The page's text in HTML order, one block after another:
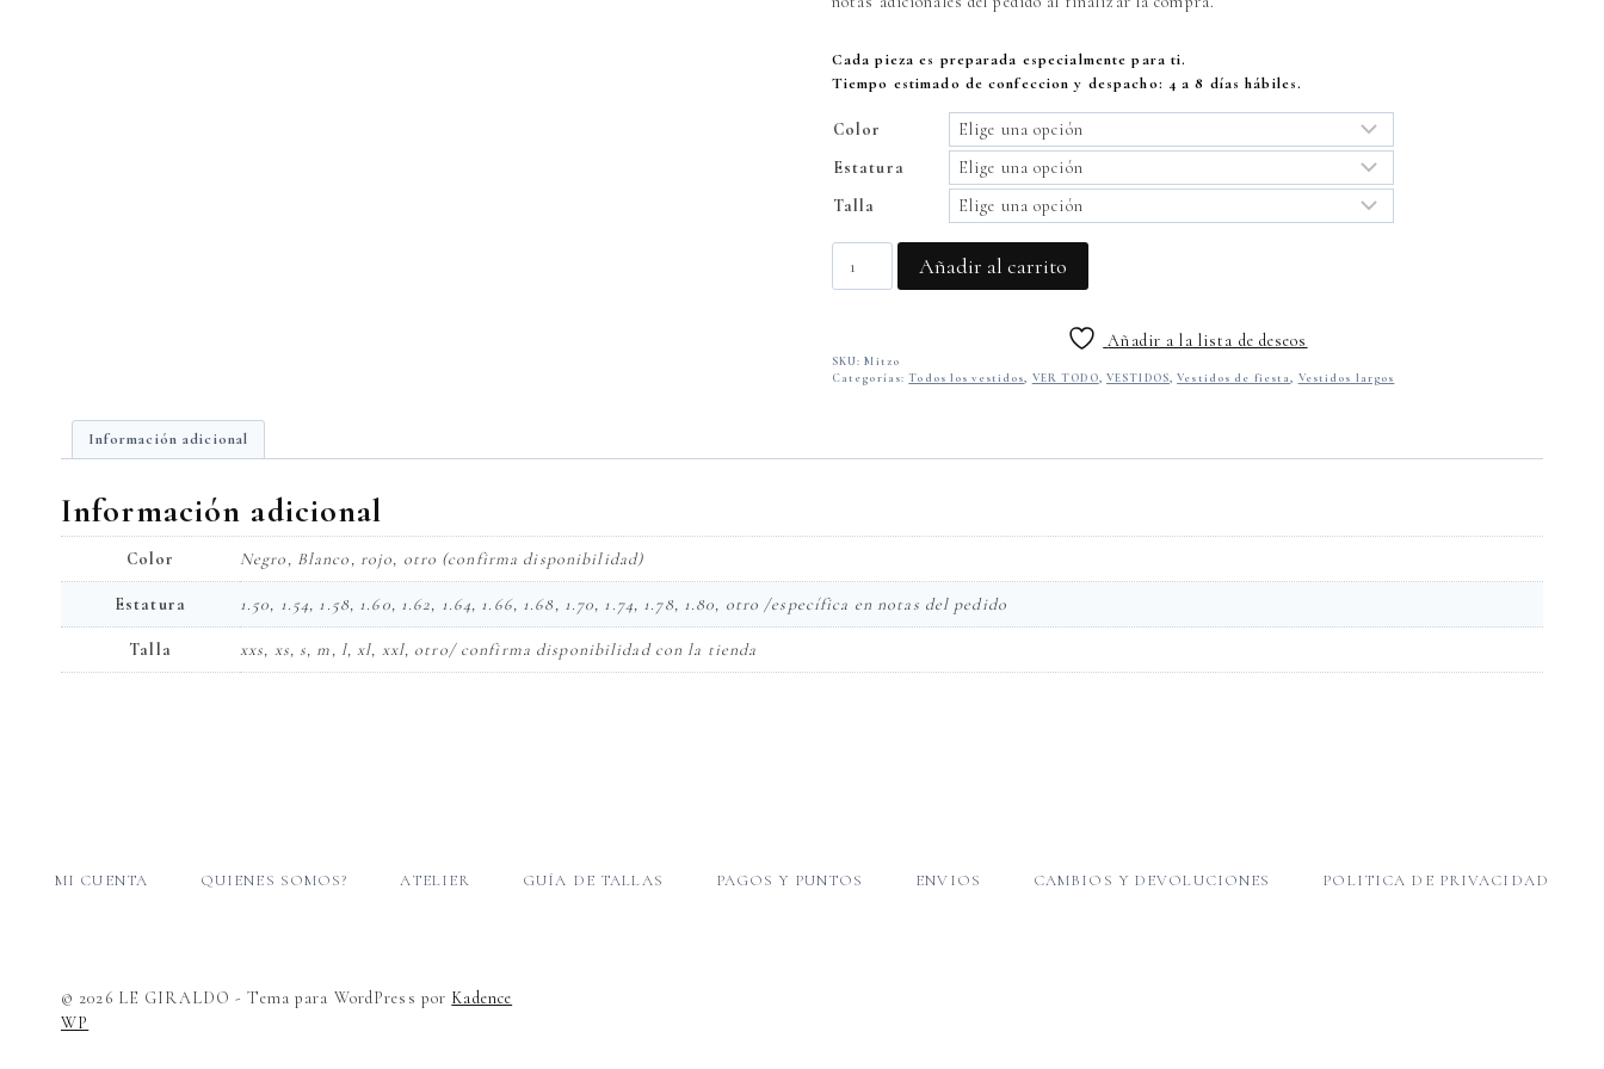
Cada pieza es preparada especialmente para ti.
Tiempo estimado de confeccion y despacho: 4 a 8 días hábiles.
Color
Estatura
Talla
Maxi
Añadir al carrito
Añadir a la lista de deseos
SKU:Mitzo
Categorías: Todos los vestidos, VER TODO, VESTIDOS,Vestidos de fiesta, Vestidos largos
Información adicional
Información adicional
Color Negro, Blanco, rojo, otro (confirma disponibilidad)
Estatura 1.50, 1.54, 1.58, 1.60, 1.62, 1.64, 1.66, 1.68, 1.70, 1.74, 1.78, 1.80, otro /específica en notas del pedido
Talla xxs, xs, s, m, l, xl, xxl, otro/ confirma disponibilidad con la tienda
MI CUENTA QUIENES SOMOS? ATELIER GUÍA DE TALLAS PAGOS Y PUNTOS ENVIOS CAMBIOS Y DEVOLUCIONES POLITICA DE PRIVACIDAD
© 2026 LE GIRALDO - Tema para WordPress por Kadence
WP